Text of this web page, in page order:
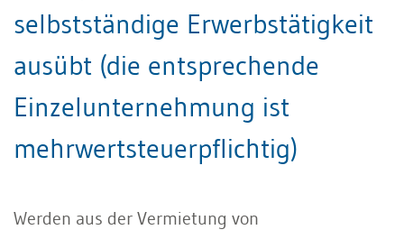
selbstständige Erwerbstätigkeit
ausübt (die entsprechende
Einzelunternehmung ist
mehrwertsteuerpflichtig)
Werden aus der Vermietung von